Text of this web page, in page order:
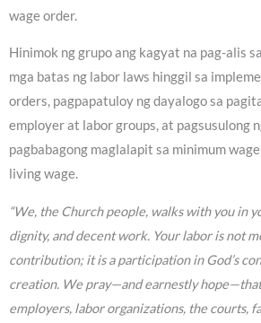
wage order.
Hinimok ng grupo ang kagyat na pag-alis
mga batas ng labor laws hinggil sa
orders, pagpapatuloy ng dayalogo sa
employer at labor groups, at pagsusulong
pagbabagong maglalapit sa minimum
living wage.
“We, the Church people, walks with you in
dignity, and decent work. Your labor is not
contribution; it is a participation in God’s
creation. We pray—and earnestly
employers, labor organizations, the courts,